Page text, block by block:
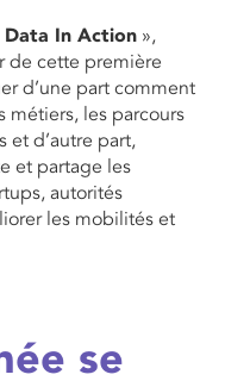
Data In Action »,
de cette première
d’une part comment
métiers, les parcours
et d’autre part,
et partage les
autorités
les mobilités et
se